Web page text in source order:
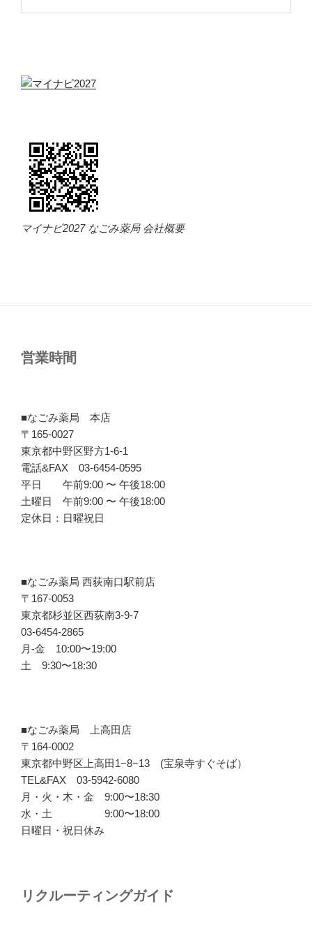
マイナビ2027 なごみ薬局 会社概要
営業時間
■なごみ薬局 本店
〒165-0027
東京都中野区野方1-6-1
電話&FAX 03-6454-0595
平日 午前9:00 〜 午後18:00
土曜日 午前9:00 〜 午後18:00
定休日：日曜祝日
■なごみ薬局 西荻南口駅前店
〒167-0053
東京都杉並区西荻南3-9-7
03-6454-2865
月-金 10:00〜19:00
土 9:30〜18:30
■なごみ薬局 上高田店
〒164-0002
東京都中野区上高田1−8−13 (宝泉寺すぐそば）
TEL&FAX 03-5942-6080
月・火・木・金 9:00〜18:30
水・土 9:00〜18:00
日曜日・祝日休み
リクルーティングガイド